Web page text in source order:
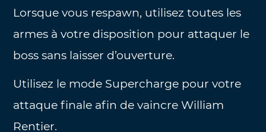
Lorsque vous respawn, utilisez toutes les
armes à votre disposition pour attaquer le
boss sans laisser d’ouverture.
Utilisez le mode Supercharge pour votre
attaque finale afin de vaincre William
Rentier.